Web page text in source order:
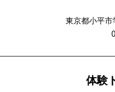
東京都小平市
体験